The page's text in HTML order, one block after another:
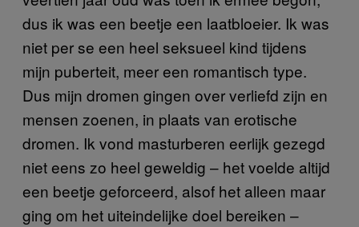
dus ik was een beetje een laatbloeier. Ik was
niet per se een heel seksueel kind tijdens
mijn puberteit, meer een romantisch type.
Dus mijn dromen gingen over verliefd zijn en
mensen zoenen, in plaats van erotische
dromen. Ik vond masturberen eerlijk gezegd
niet eens zo heel geweldig – het voelde altijd
een beetje geforceerd, alsof het alleen maar
ging om het uiteindelijke doel bereiken –